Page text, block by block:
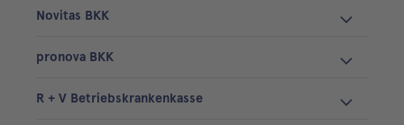
Novitas BKK
pronova BKK
R + V Betriebskrankenkasse